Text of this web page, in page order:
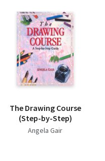
The Drawing Course
(Step-by-Step)
Angela Gair